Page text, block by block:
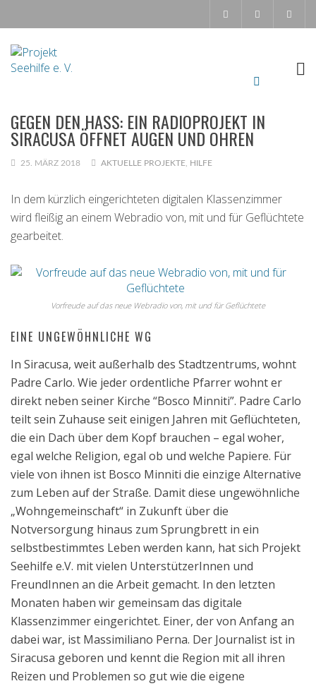
GEGEN DEN HASS: EIN RADIOPROJEKT IN
SIRACUSA ÖFFNET AUGEN UND OHREN
25. MÄRZ 2018 AKTUELLE PROJEKTE HILFE
In dem kürzlich eingerichteten digitalen Klassenzimmer
wird fleißig an einem Webradio von, mit und für Geflüchtete
gearbeitet.
Vorfreude auf das neue Webradio von, mit und für Geflüchtete
EINE UNGEWÖHNLICHE WG
In Siracusa, weit außerhalb des Stadtzentrums, wohnt
Padre Carlo. Wie jeder ordentliche Pfarrer wohnt er
direkt neben seiner Kirche “Bosco Minniti”. Padre Carlo
teilt sein Zuhause seit einigen Jahren mit Geflüchteten,
die ein Dach über dem Kopf brauchen – egal woher,
egal welche Religion, egal ob und welche Papiere. Für
viele von ihnen ist Bosco Minniti die einzige Alternative
zum Leben auf der Straße. Damit diese ungewöhnliche
„Wohngemeinschaft“ in Zukunft über die
Notversorgung hinaus zum Sprungbrett in ein
selbstbestimmtes Leben werden kann, hat sich Projekt
Seehilfe e.V. mit vielen UnterstützerInnen und
FreundInnen an die Arbeit gemacht. In den letzten
Monaten haben wir gemeinsam das digitale
Klassenzimmer eingerichtet. Einer, der von Anfang an
dabei war, ist Massimiliano Perna. Der Journalist ist in
Siracusa geboren und kennt die Region mit all ihren
Reizen und Problemen so gut wie die eigene